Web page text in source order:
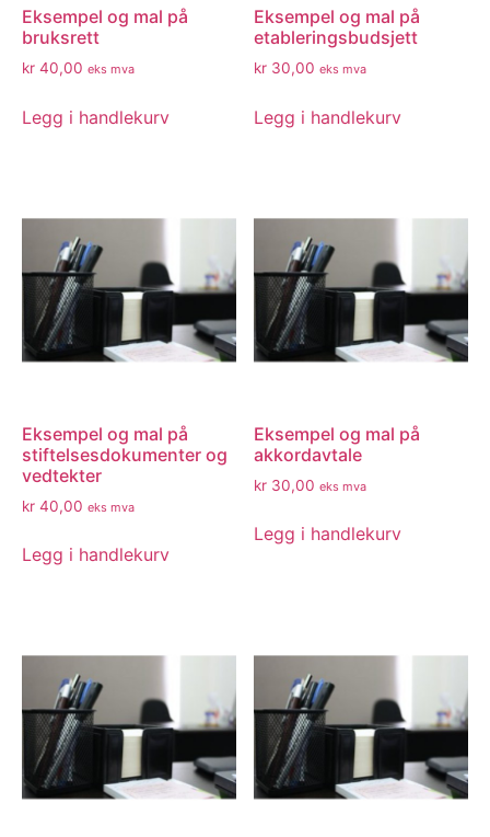
Eksempel og mal på
bruksrett
kr 40,00 eks mva
Legg i handlekurv
Eksempel og mal på
etableringsbudsjett
kr 30,00 eks mva
Legg i handlekurv
Eksempel og mal på
stiftelsesdokumenter og
vedtekter
kr 40,00 eks mva
Legg i handlekurv
Eksempel og mal på
akkordavtale
kr 30,00 eks mva
Legg i handlekurv